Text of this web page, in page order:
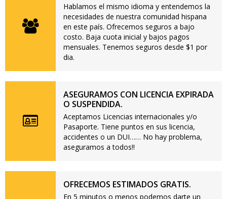
Hablamos el mismo idioma y entendemos la
necesidades de nuestra comunidad hispana
en este país. Ofrecemos seguros a bajo
costo. Baja cuota inicial y bajos pagos
mensuales. Tenemos seguros desde $1 por
dia.
ASEGURAMOS CON LICENCIA EXPIRADA
O SUSPENDIDA.
Aceptamos Licencias internacionales y/o
Pasaporte. Tiene puntos en sus licencia,
accidentes o un DUI…… No hay problema,
aseguramos a todos!!
OFRECEMOS ESTIMADOS GRATIS.
En 5 minutos o menos podemos darte un